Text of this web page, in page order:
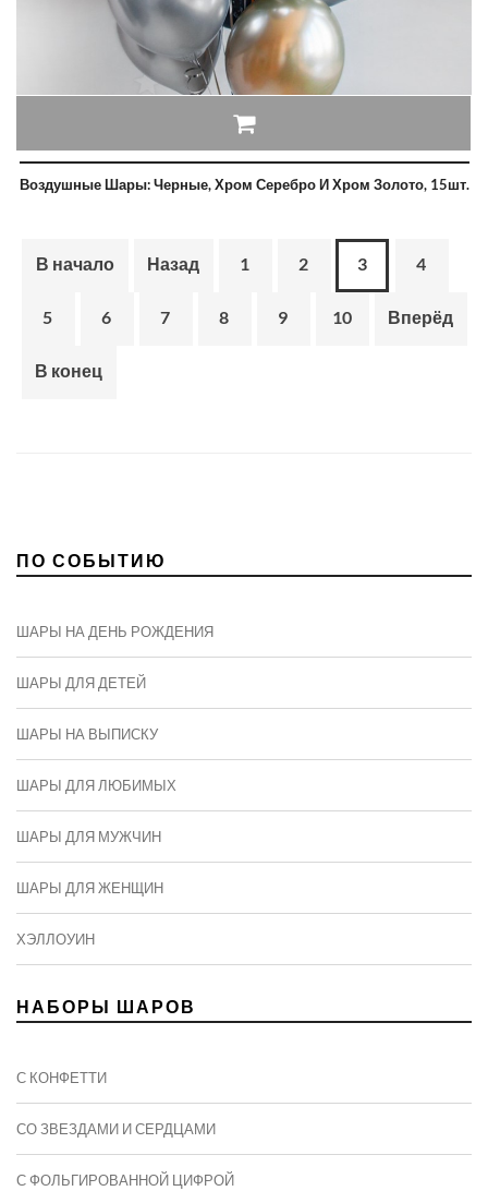
Воздушные Шары: Черные, Хром Серебро И Хром Золото, 15шт.
В начало Назад 1 2 3 4
5 6 7 8 9 10 Вперёд
В конец
ПО СОБЫТИЮ
ШАРЫ НА ДЕНЬ РОЖДЕНИЯ
ШАРЫ ДЛЯ ДЕТЕЙ
ШАРЫ НА ВЫПИСКУ
ШАРЫ ДЛЯ ЛЮБИМЫХ
ШАРЫ ДЛЯ МУЖЧИН
ШАРЫ ДЛЯ ЖЕНЩИН
ХЭЛЛОУИН
НАБОРЫ ШАРОВ
С КОНФЕТТИ
СО ЗВЕЗДАМИ И СЕРДЦАМИ
С ФОЛЬГИРОВАННОЙ ЦИФРОЙ